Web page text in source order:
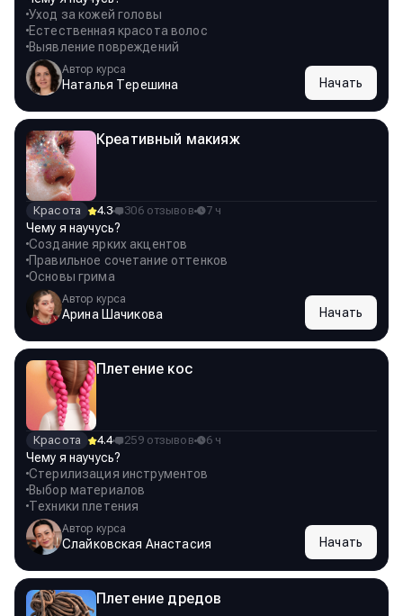
Уход за кожей головы
Естественная красота волос
Выявление повреждений
Автор курса
Наталья Терешина Начать
Креативный макияж
Красота 4.3 306 отзывов 7 ч
Чему я научусь?
Создание ярких акцентов
Правильное сочетание оттенков
Основы грима
Автор курса
Арина Шачикова Начать
Плетение кос
Красота 4.4 259 отзывов 6 ч
Чему я научусь?
Стерилизация инструментов
Выбор материалов
Техники плетения
Автор курса
Слайковская Анастасия Начать
Плетение дредов